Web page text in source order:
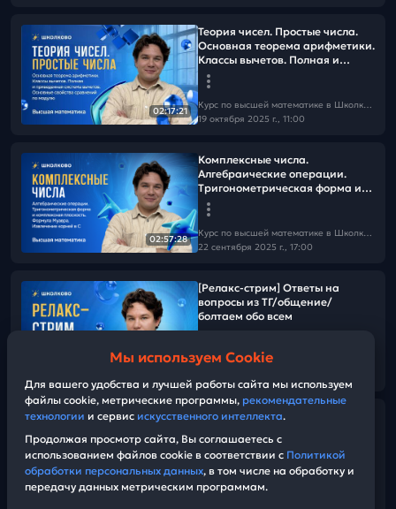
02:17:21
Теория чисел. Простые числа.
Основная теорема арифметики.
Классы вычетов. Полная и
приведенная система вычетов.
Курс по высшей математике в Школково с Антоном Загривиным
19 октября 2025 г., 11:00
02:57:28
Комплексные числа.
Алгебраические операции.
Тригонометрическая форма и
комплексная плоскость.
Формула Муавра. Извлечение
корней в C.
Курс по высшей математике в Школково с Антоном Загривиным
22 сентября 2025 г., 17:00
01:37:47
[Релакс-стрим] Ответы на
вопросы из ТГ/общение/
болтаем обо всем
02:33:34
Линал. Линейные
следствия. Примеры линейных
пространств. Линейная
(не-)зависимость. Ранг.
Мы используем Cookie
Для вашего удобства и лучшей работы сайта мы используем
файлы cookie, метрические программы, рекомендательные
технологии и сервис искусственного интеллекта.
Продолжая просмотр сайта, Вы соглашаетесь с
использованием файлов cookie в соответствии с Политикой
обработки персональных данных, в том числе на обработку и
передачу данных метрическим программам.